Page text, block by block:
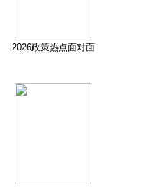
2026政策热点面对面